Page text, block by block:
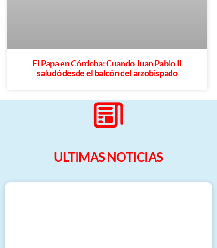
El Papa en Córdoba: Cuando Juan Pablo II
saludó desde el balcón del arzobispado
ULTIMAS NOTICIAS